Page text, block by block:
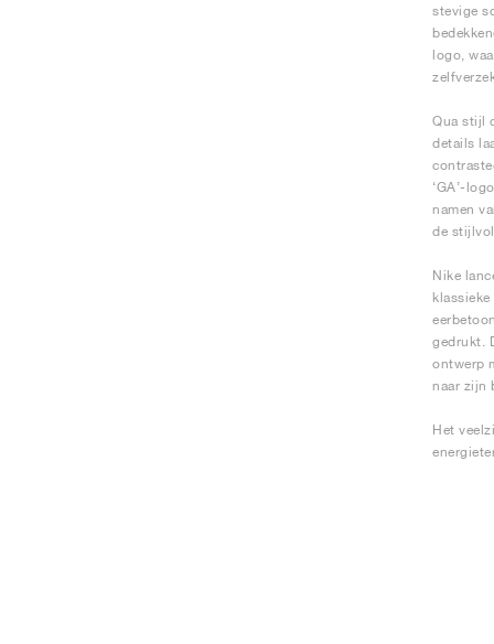
stevige
logo,
Qua stijl
details
‘GA’-
namen
de
Nike
gedrukt.
ontwerp
naar zijn
Het